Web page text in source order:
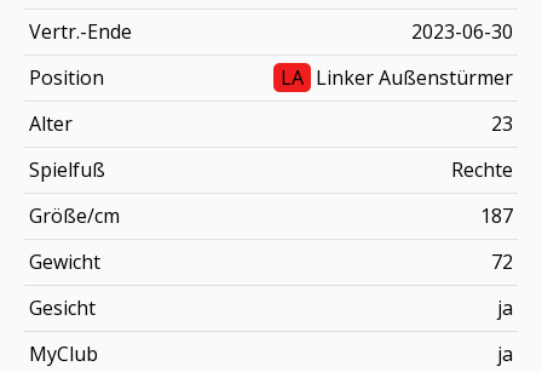
Vertr.-Ende
2023-06-30
Position
LA Linker Außenstürmer
Alter
23
Spielfuß
Rechte
Größe/cm
187
Gewicht
72
Gesicht
ja
MyClub
ja